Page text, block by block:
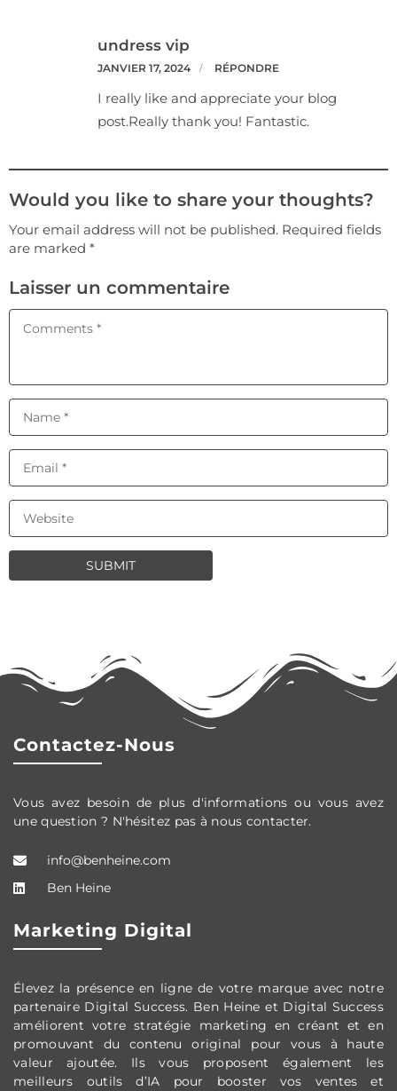
undress vip
JANVIER 17, 2024 RÉPONDRE
I really like and appreciate your blog
post.Really thank you! Fantastic.
Would you like to share your thoughts?
Your email address will not be published. Required fields
are marked *
Laisser un commentaire
Contactez-Nous
Vous avez besoin de plus d'informations ou vous avez
une question ? N'hésitez pas à nous contacter.
info@benheine.com
Ben Heine
Marketing Digital
Élevez la présence en ligne de votre marque avec notre
partenaire Digital Success. Ben Heine et Digital Success
améliorent votre stratégie marketing en créant et en
promouvant du contenu original pour vous à haute
valeur ajoutée. Ils vous proposent également les
meilleurs outils d’IA pour booster vos ventes et